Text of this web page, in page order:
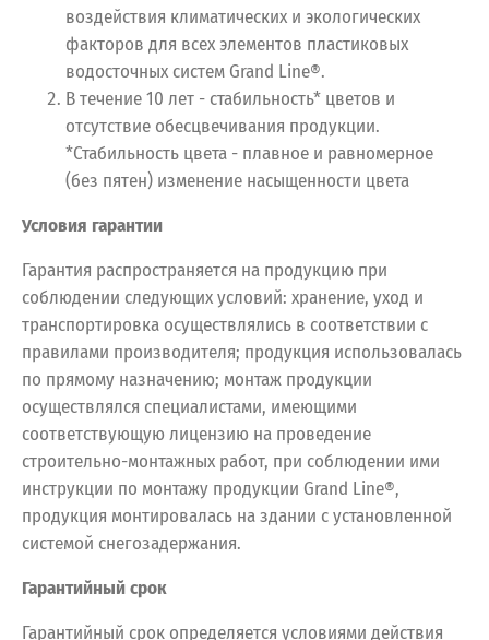
воздействия климатических и экологических
факторов для всех элементов пластиковых
водосточных систем Grand Line®.
В течение 10 лет - стабильность* цветов и
отсутствие обесцвечивания продукции.
*Стабильность цвета - плавное и равномерное
(без пятен) изменение насыщенности цвета
Условия гарантии
Гарантия распространяется на продукцию при
соблюдении следующих условий: хранение, уход и
транспортировка осуществлялись в соответствии с
правилами производителя; продукция использовалась
по прямому назначению; монтаж продукции
осуществлялся специалистами, имеющими
соответствующую лицензию на проведение
строительно-монтажных работ, при соблюдении ими
инструкции по монтажу продукции Grand Line®,
продукция монтировалась на здании с установленной
системой снегозадержания.
Гарантийный срок
Гарантийный срок определяется условиями действия